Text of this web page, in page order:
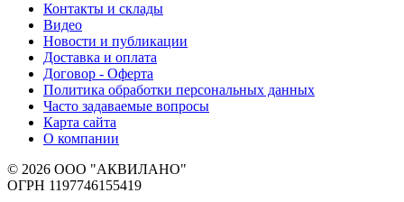
Контакты и склады
Видео
Новости и публикации
Доставка и оплата
Договор - Оферта
Политика обработки персональных данных
Часто задаваемые вопросы
Карта сайта
О компании
© 2026 ООО "АКВИЛАНО"
ОГРН 1197746155419